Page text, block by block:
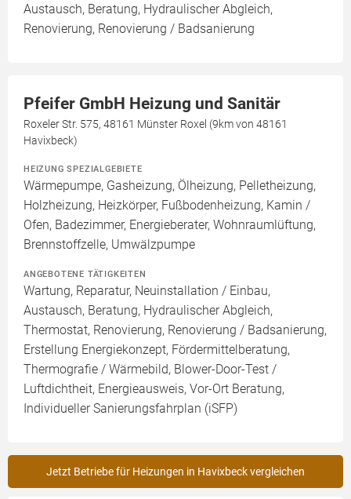
Austausch, Beratung, Hydraulischer Abgleich,
Renovierung, Renovierung / Badsanierung
Pfeifer GmbH Heizung und Sanitär
Roxeler Str. 575, 48161 Münster Roxel (9km von 48161
Havixbeck)
HEIZUNG SPEZIALGEBIETE
Wärmepumpe, Gasheizung, Ölheizung, Pelletheizung,
Holzheizung, Heizkörper, Fußbodenheizung, Kamin /
Ofen, Badezimmer, Energieberater, Wohnraumlüftung,
Brennstoffzelle, Umwälzpumpe
ANGEBOTENE TÄTIGKEITEN
Wartung, Reparatur, Neuinstallation / Einbau,
Austausch, Beratung, Hydraulischer Abgleich,
Thermostat, Renovierung, Renovierung / Badsanierung,
Erstellung Energiekonzept, Fördermittelberatung,
Thermografie / Wärmebild, Blower-Door-Test /
Luftdichtheit, Energieausweis, Vor-Ort Beratung,
Individueller Sanierungsfahrplan (iSFP)
Jetzt Betriebe für Heizungen in Havixbeck vergleichen